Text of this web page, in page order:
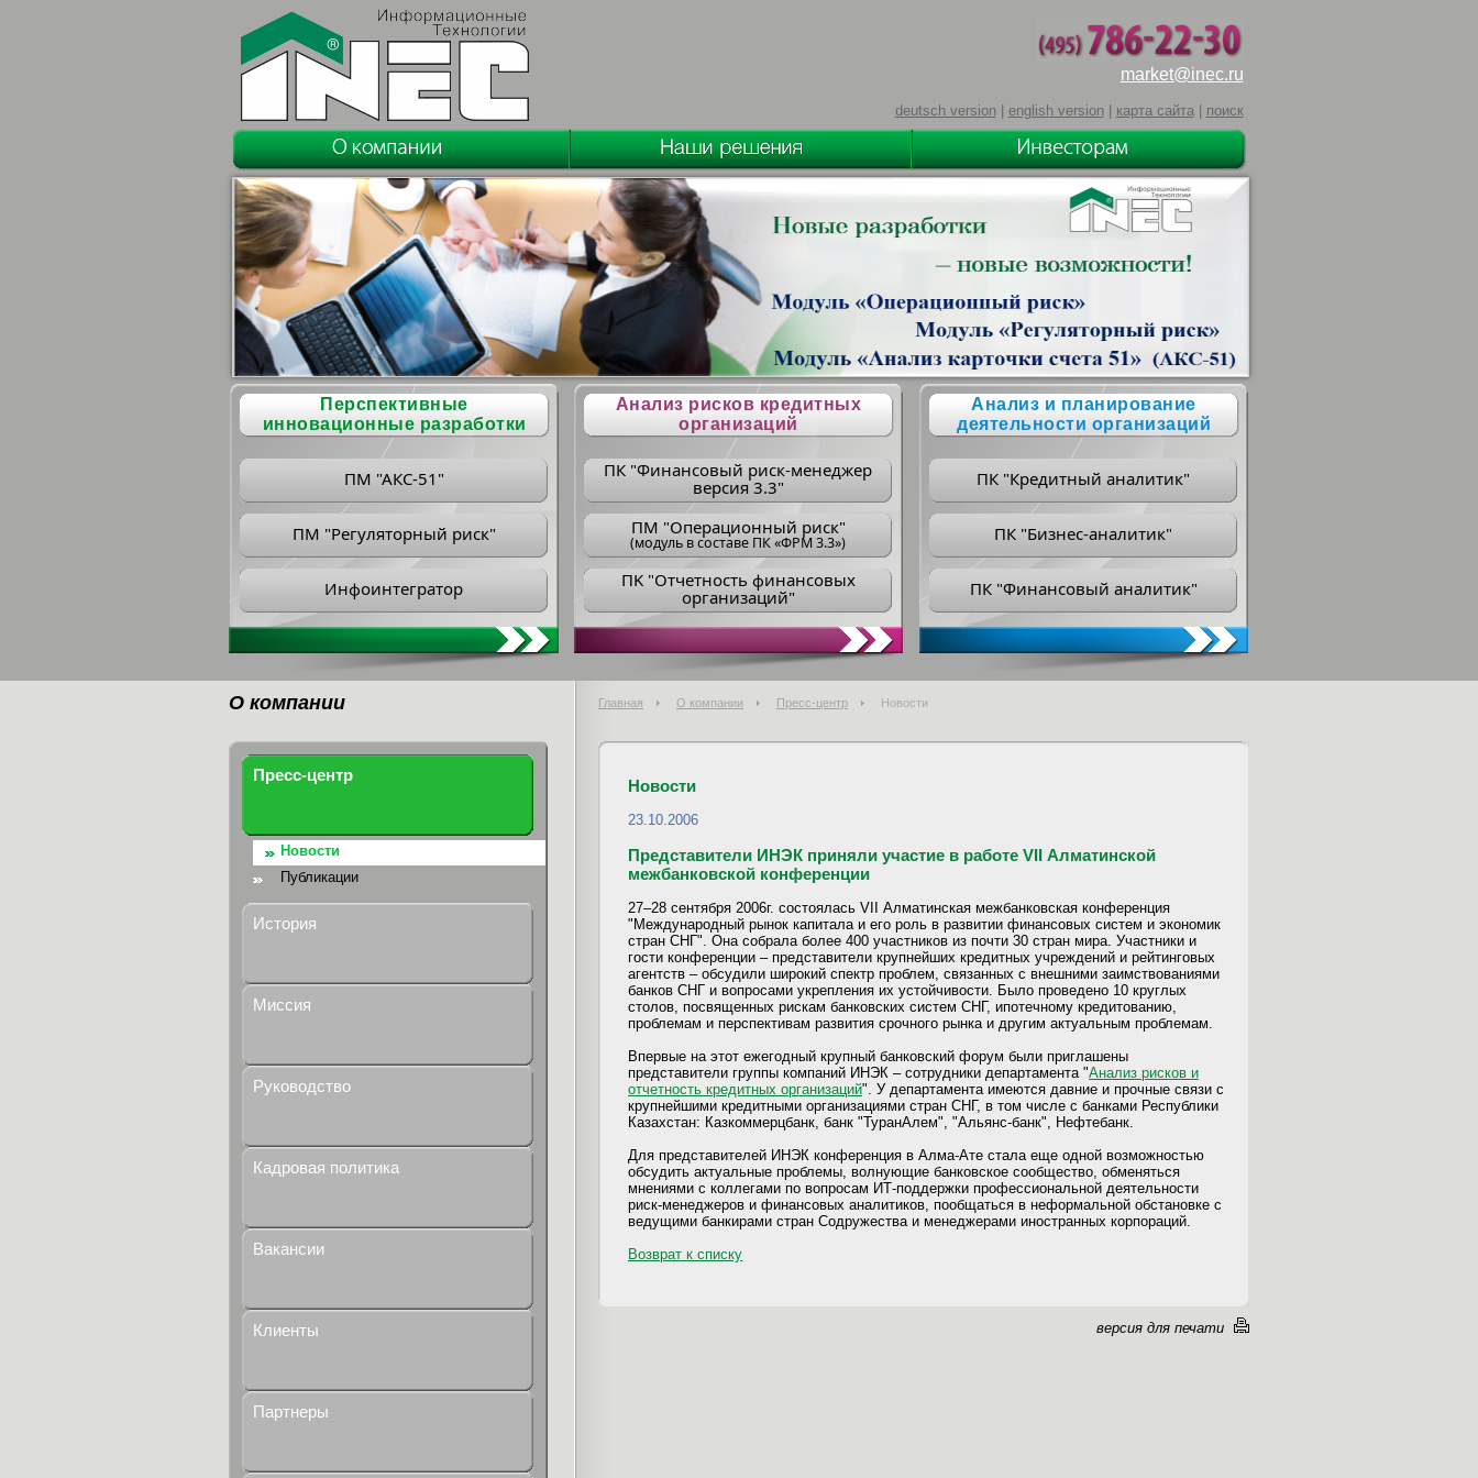
market@inec.ru
deutsch version| english version| карта сайта| поиск
Перспективные
инновационные разработки
ПМ "АКС-51"
ПМ "Регуляторный риск"
Инфоинтегратор
Анализ рисков кредитных
организаций
ПК "Финансовый риск-менеджер
версия 3.3"
ПM "Операционный риск"
(модуль в составе ПК «ФРМ 3.3»)
ПK "Отчетность финансовых
организаций"
Анализ и планирование
деятельности организаций
ПК "Кредитный аналитик"
ПК "Бизнес-аналитик"
ПК "Финансовый аналитик"
О компании Главная О компании Пресс-центр Новости
Пресс-центр
Новости
Публикации
История
Миссия
Руководство
Кадровая политика
Вакансии
Клиенты
Партнеры
Новости
23.10.2006
Представители ИНЭК приняли участие в работе VII Алматинской
межбанковской конференции
27–28 сентября 2006г. состоялась VII Алматинская межбанковская конференция
"Международный рынок капитала и его роль в развитии финансовых систем и экономик
стран СНГ". Она собрала более 400 участников из почти 30 стран мира. Участники и
гости конференции – представители крупнейших кредитных учреждений и рейтинговых
агентств – обсудили широкий спектр проблем, связанных с внешними заимствованиями
банков СНГ и вопросами укрепления их устойчивости. Было проведено 10 круглых
столов, посвященных рискам банковских систем СНГ, ипотечному кредитованию,
проблемам и перспективам развития срочного рынка и другим актуальным проблемам.
Впервые на этот ежегодный крупный банковский форум были приглашены
представители группы компаний ИНЭК – сотрудники департамента "Анализ рисков и
отчетность кредитных организаций". У департамента имеются давние и прочные связи с
крупнейшими кредитными организациями стран СНГ, в том числе с банками Республики
Казахстан: Казкоммерцбанк, банк "ТуранАлем", "Альянс-банк", Нефтебанк.
Для представителей ИНЭК конференция в Алма-Ате стала еще одной возможностью
обсудить актуальные проблемы, волнующие банковское сообщество, обменяться
мнениями с коллегами по вопросам ИТ-поддержки профессиональной деятельности
риск-менеджеров и финансовых аналитиков, пообщаться в неформальной обстановке с
ведущими банкирами стран Содружества и менеджерами иностранных корпораций.
Возврат к списку
версия для печати